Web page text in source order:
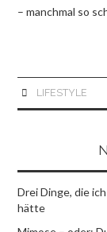
– manchmal so
LIFESTYLE
Drei Dinge, die
hätte